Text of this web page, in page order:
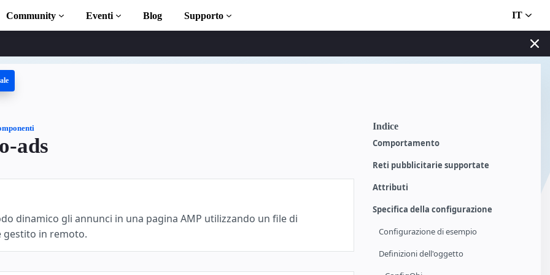
con dei corsi
Community Eventi Blog Supporto IT
Indice
Comportamento
Reti pubblicitarie supportate
Attributi
Specifica della configurazione
Configurazione di esempio
Definizioni dell'oggetto
ads
dinamico gli annunci in una pagina AMP utilizzando un file di
gestito in remoto.